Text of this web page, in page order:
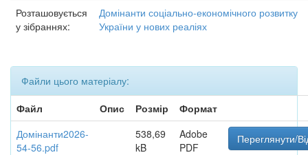
Розташовується
у зібраннях:
Домінанти соціально-економічного розвитку
України у нових реаліях
Файли цього матеріалу:
Файл
Опис Розмір
Формат
Домінанти2026-
54-56.pdf
538,69
kB
Adobe
PDF
Переглянути/